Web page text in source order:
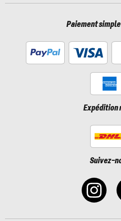
Paiement
Expédition
Suivez-